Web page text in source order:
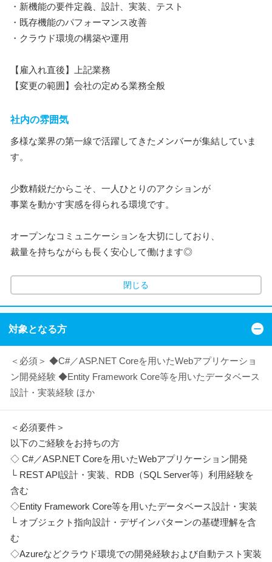
・新機能の要件定義、設計、実装、テスト
・既存機能のパフォーマンス改善
・クラウド環境の構築や運用
【雇入れ直後】上記業務
【変更の範囲】会社の定める業務全般
社内の雰囲気
多様な業界の第一線で活躍してきたメンバーが集結していま
す。
少数精鋭だからこそ、一人ひとりのアクションが
事業を動かす実感を得られる環境です。
オープンなコミュニケーションを大切にしており、
裁量を持ちながらも長く安心して働けます◎
閉じる
対象となる方
＜必須＞ ◆C#／ASP.NET Coreを用いたWebアプリケーショ
ン開発経験 ◆Entity Framework Core等を用いたデータベース
設計・実装経験 ほか
＜必須要件＞
以下のご経験をお持ちの方
◇ C#／ASP.NET Coreを用いたWebアプリケーション開発
└ REST API設計・実装、RDB（SQL Server等）利用経験を
含む
◇Entity Framework Core等を用いたデータベース設計・実装
└ オブジェクト指向設計・デザインパターンの基礎理解を含
む
◇Azureなどクラウド環境での開発経験および自動テスト実装